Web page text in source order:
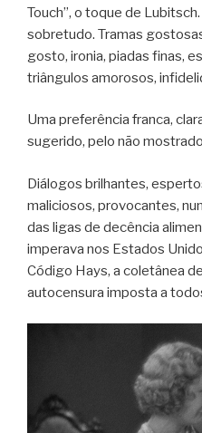
Touch”, o toque de
sobretudo. Tramas
gosto, ironia, piadas finas,
triângulos amorosos,
Uma preferência franca,
sugerido, pelo não
Diálogos brilhantes,
maliciosos, provocantes,
das ligas de decência
imperava nos Estados
Código Hays, a coletânea
autocensura imposta a